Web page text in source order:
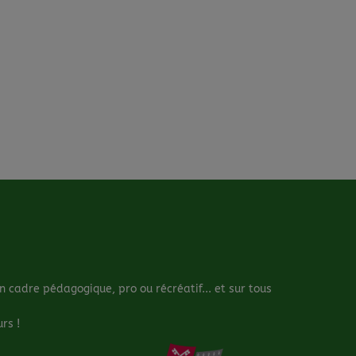
cadre pédagogique, pro ou récréatif... et sur tous
!